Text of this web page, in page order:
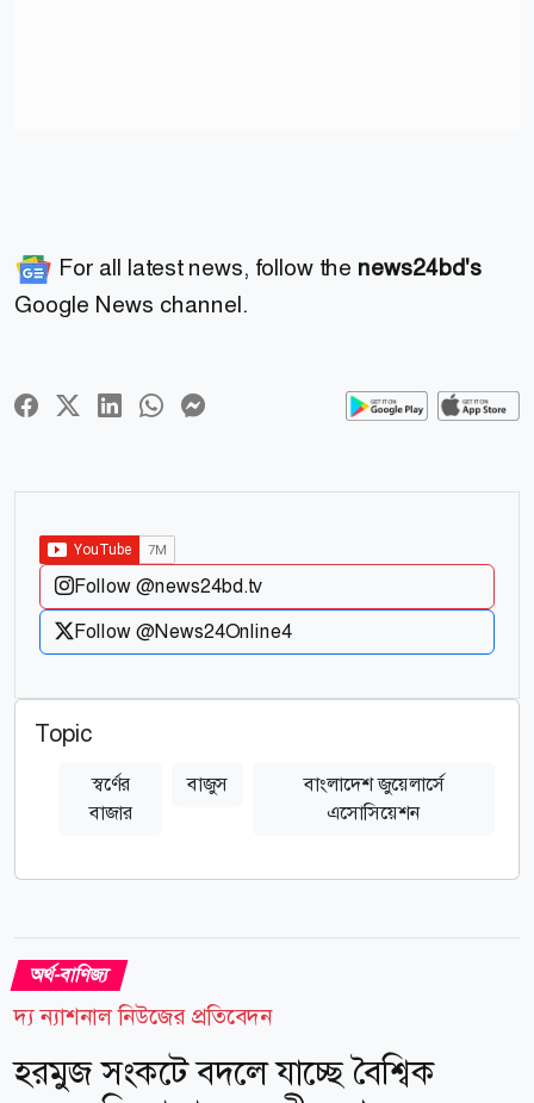
For all latest news, follow the news24bd's
Google News channel.
Follow @news24bd.tv
Follow @News24Online4
Topic
স্বর্ণের
বাজার
বাজুস
বাংলাদেশ জুয়েলার্সে
এসোসিয়েশন
অর্থ-বাণিজ্য
দ্য ন্যাশনাল নিউজের প্রতিবেদন
হরমুজ সংকটে বদলে যাচ্ছে বৈশ্বিক